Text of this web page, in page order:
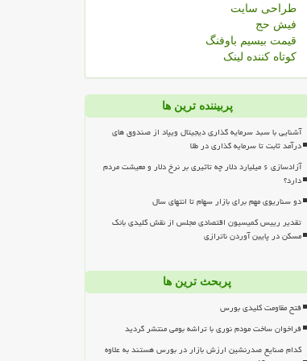
طراحی سایت
فیش حج
قیمت بیسیم باوفنگ
کوتاه کننده لینک
پربیننده ترین ها
آشنایی با سبد سرمایه گذاری دیجیتال ویپاد از صندوق های
درآمد ثابت تا سرمایه گذاری در طلا
آزادسازی ۶ میلیارد دلار چه تاثیری بر نرخ دلار و معیشت مردم
دارد؟
دو سناریوی مهم برای بازار سهام تا انتهای سال
تقدیر رییس کمیسیون اقتصادی مجلس از نقش کلیدی بانک
مسکن در پایین آوردن ناترازی
پربحث ترین ها
فتح مقاومت کلیدی بورس
فراخوان ساخت مودم نوری با تراشه بومی منتشر گردید
کدام صنایع صدرنشین ارزش بازار در بورس هستند به علاوه